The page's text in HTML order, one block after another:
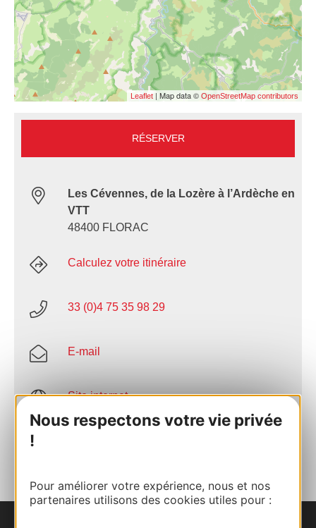
Nous respectons votre vie privée
!
Pour améliorer votre expérience, nous et nos
partenaires utilisons des cookies utiles pour :
Leaflet | Map data © OpenStreetMap contributors
RÉSERVER
Les Cévennes, de la Lozère à l’Ardèche en
VTT
48400 FLORAC
Calculez votre itinéraire
33 (0)4 75 35 98 29
E-mail
Site internet